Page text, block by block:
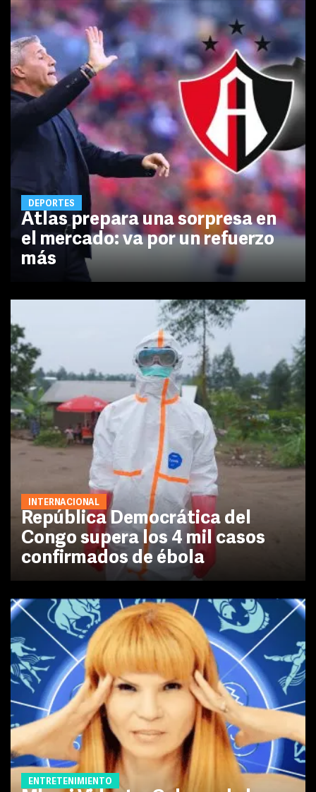
DEPORTES
Atlas prepara una sorpresa en
el mercado: va por un refuerzo
más
INTERNACIONAL
República Democrática del
Congo supera los 4 mil casos
confirmados de ébola
ENTRETENIMIENTO